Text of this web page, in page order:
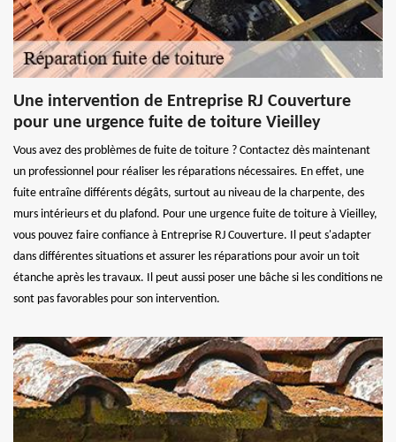
Une intervention de Entreprise RJ Couverture
pour une urgence fuite de toiture Vieilley
Vous avez des problèmes de fuite de toiture ? Contactez dès maintenant
un professionnel pour réaliser les réparations nécessaires. En effet, une
fuite entraîne différents dégâts, surtout au niveau de la charpente, des
murs intérieurs et du plafond. Pour une urgence fuite de toiture à Vieilley,
vous pouvez faire confiance à Entreprise RJ Couverture. Il peut s'adapter
dans différentes situations et assurer les réparations pour avoir un toit
étanche après les travaux. Il peut aussi poser une bâche si les conditions ne
sont pas favorables pour son intervention.